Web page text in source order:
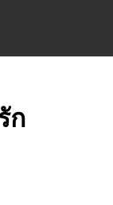
ก